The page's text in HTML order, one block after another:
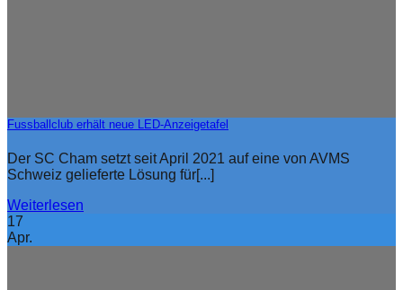
Fussballclub erhält neue LED-Anzeigetafel
Der SC Cham setzt seit April 2021 auf eine von AVMS
Schweiz gelieferte Lösung für[...]
Weiterlesen
17
Apr.